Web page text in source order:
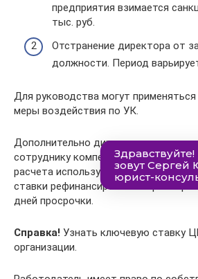
предприятия взимается
тыс. руб.
Отстранение директора от
должности. Период
Для руководства могут
меры воздействия по УК.
Дополнительно директору
сотруднику компенсацию за
расчета используется стандартная
ставки рефинансирования * размер
дней просрочки.
Справка! Узнать ключевую ставку
организации.